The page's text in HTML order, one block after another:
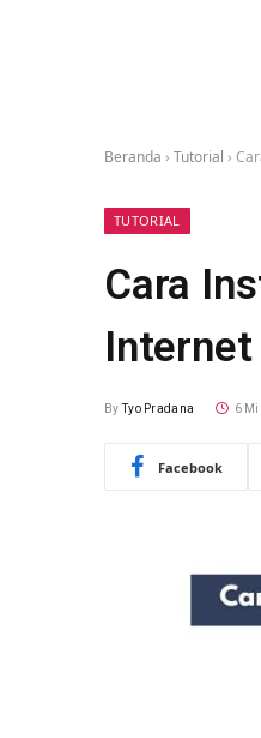
Beranda › Tutorial ›
TUTORIAL
Cara
Internet
By Tyo Pradana 6
Facebook